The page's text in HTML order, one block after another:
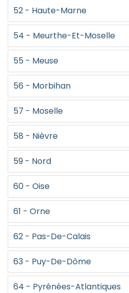
52 - Haute-Marne
54 - Meurthe-Et-Moselle
55 - Meuse
56 - Morbihan
57 - Moselle
58 - Nièvre
59 - Nord
60 - Oise
61 - Orne
62 - Pas-De-Calais
63 - Puy-De-Dôme
64 - Pyrénées-Atlantiques